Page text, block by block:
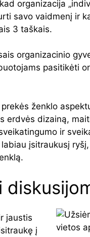
organizacija
savo vaidmenį ir
3 taškais.
organizacinio
pasitikėti
ženklo
erdvės dizainą,
ir
įsitraukusį
jaustis
į